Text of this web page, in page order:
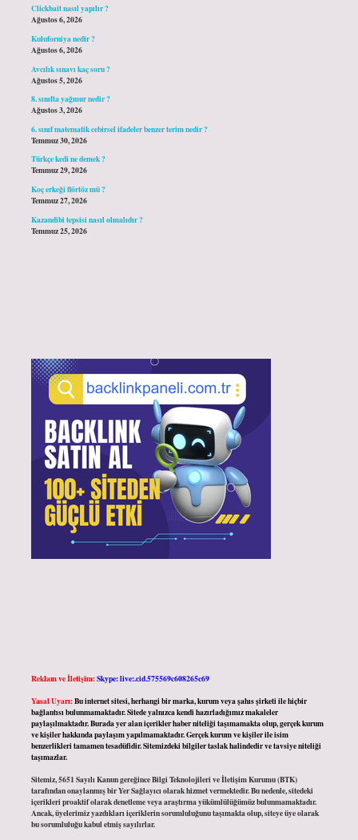
Clickbait nasıl yapılır ?
Ağustos 6, 2026
Kuluforniya nedir ?
Ağustos 6, 2026
Avcılık sınavı kaç soru ?
Ağustos 5, 2026
8. sınıfta yağmur nedir ?
Ağustos 3, 2026
6. sınıf matematik cebirsel ifadeler benzer terim nedir ?
Temmuz 30, 2026
Türkçe kedi ne demek ?
Temmuz 29, 2026
Koç erkeği flörtöz mü ?
Temmuz 27, 2026
Kazandibi tepsisi nasıl olmalıdır ?
Temmuz 25, 2026
Reklam ve İletişim:Skype: live:.cid.575569c608265c69
Yasal Uyarı:Bu internet sitesi, herhangi bir marka, kurum veya şahıs şirketi ile hiçbir
bağlantısı bulunmamaktadır. Sitede yalnızca kendi hazırladığımız makaleler
paylaşılmaktadır. Burada yer alan içerikler haber niteliği taşımamakta olup, gerçek kurum
ve kişiler hakkında paylaşım yapılmamaktadır. Gerçek kurum ve kişiler ile isim
benzerlikleri tamamen tesadüfidir. Sitemizdeki bilgiler taslak halindedir ve tavsiye niteliği
taşımazlar.
Sitemiz, 5651 Sayılı Kanun gereğince Bilgi Teknolojileri ve İletişim Kurumu (BTK)
tarafından onaylanmış bir Yer Sağlayıcı olarak hizmet vermektedir. Bu nedenle, sitedeki
içerikleri proaktif olarak denetleme veya araştırma yükümlülüğümüz bulunmamaktadır.
Ancak, üyelerimiz yazdıkları içeriklerin sorumluluğunu taşımakta olup, siteye üye olarak
bu sorumluluğu kabul etmiş sayılırlar.